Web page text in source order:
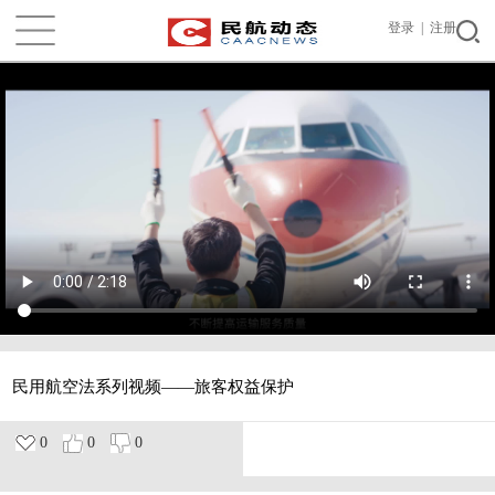
登录 注册
民用航空法系列视频——旅客权益保护
0 0 0